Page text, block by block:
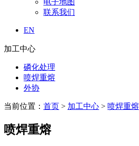
电子地图
联系我们
EN
加工中心
磷化处理
喷焊重熔
外协
当前位置： 首页 > 加工中心 > 喷焊重熔
喷焊重熔